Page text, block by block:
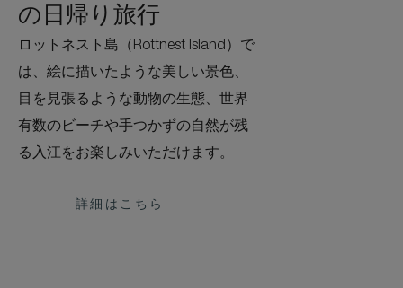
の日帰り旅行
ロットネスト島（Rottnest Island）で
は、絵に描いたような美しい景色、
目を見張るような動物の生態、世界
有数のビーチや手つかずの自然が残
る入江をお楽しみいただけます。
詳細はこちら